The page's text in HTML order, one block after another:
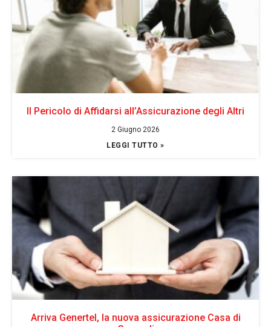
Il Pericolo di Affidarsi all’Assicurazione degli Altri
2 Giugno 2026
LEGGI TUTTO »
Arriva Genertel, la nuova assicurazione Casa di